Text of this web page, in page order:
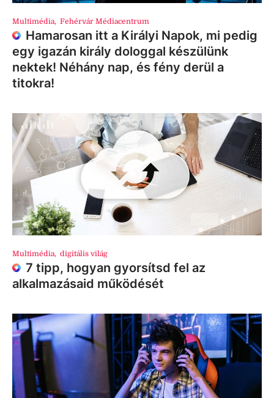
Multimédia, Fehérvár Médiacentrum
Hamarosan itt a Királyi Napok, mi pedig
egy igazán király dologgal készülünk
nektek! Néhány nap, és fény derül a
titokra!
Multimédia, digitális világ
7 tipp, hogyan gyorsítsd fel az
alkalmazásaid működését